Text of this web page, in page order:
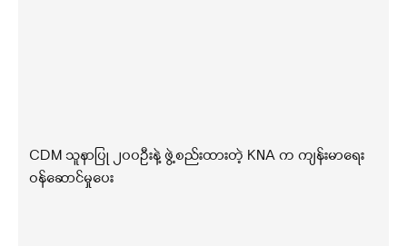
CDM သူနာပြု ၂၀၀ဦးနဲ့ ဖွဲ့စည်းထားတဲ့ KNA က ကျန်းမာရေး
ဝန်ဆောင်မှုပေး